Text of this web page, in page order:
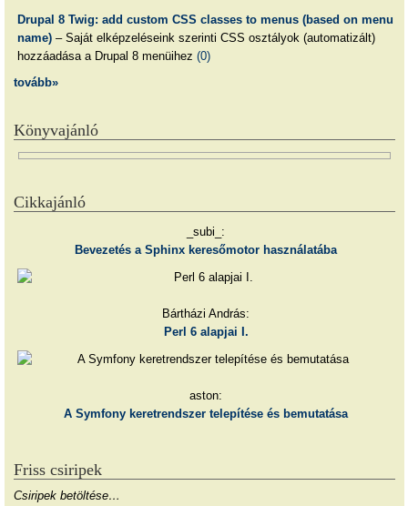
Drupal 8 Twig: add custom CSS classes to menus (based on menu
name)– Saját elképzeléseink szerinti CSS osztályok (automatizált)
hozzáadása a Drupal 8 menüihez (0)
tovább»
Könyvajánló
Cikkajánló
_subi_:
Bevezetés a Sphinx keresőmotor használatába
Bártházi András:
Perl 6 alapjai I.
aston:
A Symfony keretrendszer telepítése és bemutatása
Friss csiripek
Csiripek betöltése…